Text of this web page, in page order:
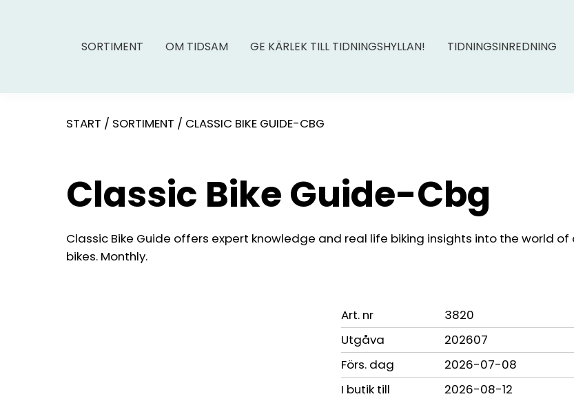
SORTIMENT OM TIDSAM GE KÄRLEK TILL TIDNINGSHYLLAN! TIDNINGSINREDNING
START / SORTIMENT / CLASSIC BIKE GUIDE-CBG
Classic Bike Guide-Cbg
Classic Bike Guide offers expert knowledge and real life biking insights into the world of
bikes. Monthly.
Art. nr
3820
Utgåva
202607
Förs. dag
2026-07-08
I butik till
2026-08-12